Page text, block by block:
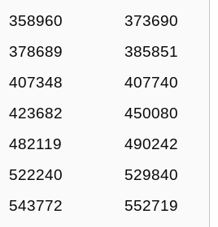
358960
373690
378689
385851
407348
407740
423682
450080
482119
490242
522240
529840
543772
552719